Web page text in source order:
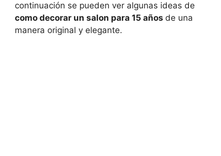
continuación se pueden ver algunas ideas de
como decorar un salon para 15 años de una
manera original y elegante.